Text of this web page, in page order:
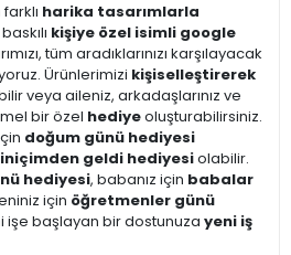
harika tasarımlarla
kişiye özel isimli google
tüm aradıklarınızı karşılayacak
Ürünlerimizi kişiselleştirerek
veya aileniz, arkadaşlarınız ve
bir özel hediyeoluşturabilirsiniz.
doğum günü hediyesi
içimden geldi hediyesiolabilir.
hediyesi, babanız için babalar
için öğretmenler günü
işe başlayan bir dostunuza yeni iş